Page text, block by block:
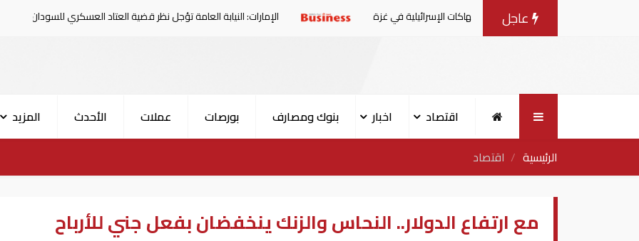
عاجل
مشتركا بشأن الانتهاكات الإسرائيلية في غزة الإمارات: النيابة العامة تؤجل نظر قضية العتاد العسكري للسودان
اقتصاد اخبار بنوك ومصارف بورصات عملات الأحدث المزيد
الرئيسية
اقتصاد
مع ارتفاع الدولار.. النحاس والزنك ينخفضان بفعل جني للأرباح